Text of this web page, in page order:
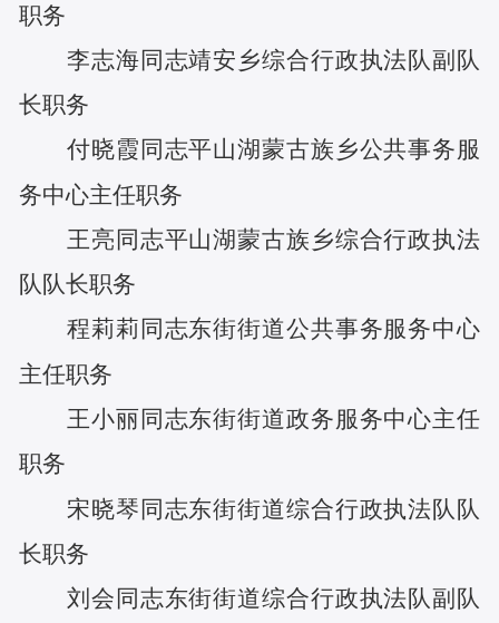
职务
李志海同志靖安乡综合行政执法队副队
长职务
付晓霞 同志平山湖蒙古族乡公共事务服
务中心主任职务
王亮 同志平山湖蒙古族乡综合行政执法
队队长职务
程莉莉 同志东街街道公共事务服务中心
主任职务
王小丽同志东街街道政务服务中心主任
职务
宋晓琴 同志东街街道综合行政执法队队
长职务
刘会 同志东街街道综合行政执法队副队